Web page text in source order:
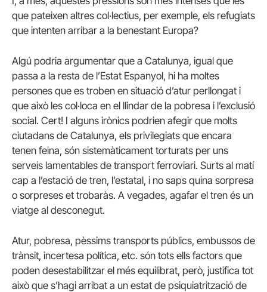
que pateixen altres col·lectius, per exemple, els refugiats
que intenten arribar a la benestant Europa?
Algú podria argumentar que a Catalunya, igual que
passa a la resta de l’Estat Espanyol, hi ha moltes
persones que es troben en situació d’atur perllongat i
que això les col·loca en el llindar de la pobresa i l’exclusió
social. Cert! I alguns irònics podrien afegir que molts
ciutadans de Catalunya, els privilegiats que encara
tenen feina, són sistemàticament torturats per uns
serveis lamentables de transport ferroviari. Surts al matí
cap a l’estació de tren, l’estatal, i no saps quina sorpresa
o sorpreses et trobaràs. A vegades, agafar el tren és un
viatge al desconegut.
Atur, pobresa, pèssims transports públics, embussos de
trànsit, incertesa política, etc. són tots ells factors que
poden desestabilitzar el més equilibrat, però, justifica tot
això que s’hagi arribat a un estat de psiquiatrització de